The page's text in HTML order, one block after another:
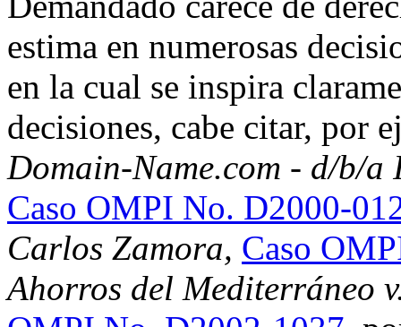
estima en numerosas
en la cual se inspira
decisiones, cabe citar, por
Domain-Name.com - d/b/a
Caso OMPI No. D2000-
Carlos Zamora, Caso
Ahorros del Mediterráneo